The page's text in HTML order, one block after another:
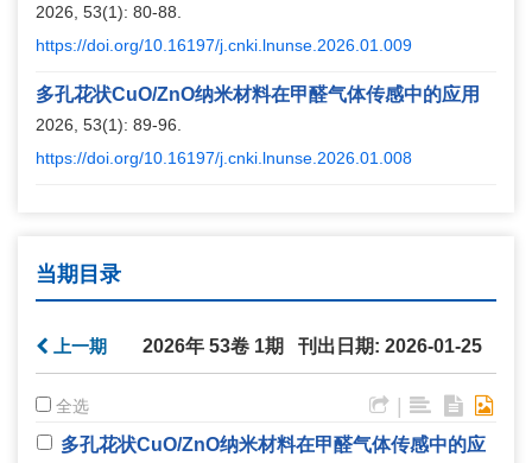
2026, 53(1): 80-88.
https://doi.org/10.16197/j.cnki.lnunse.2026.01.009
多孔花状CuO/ZnO纳米材料在甲醛气体传感中的应用
2026, 53(1): 89-96.
https://doi.org/10.16197/j.cnki.lnunse.2026.01.008
当期目录
2026年 53卷 1期 刊出日期: 2026-01-25
上一期
全选 |
多孔花状CuO/ZnO纳米材料在甲醛气体传感中的应